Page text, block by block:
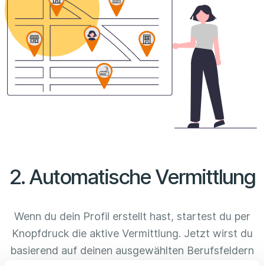
2. Automatische Vermittlung
Wenn du dein Profil erstellt hast, startest du per
Knopfdruck die aktive Vermittlung. Jetzt wirst du
basierend auf deinen ausgewählten Berufsfeldern